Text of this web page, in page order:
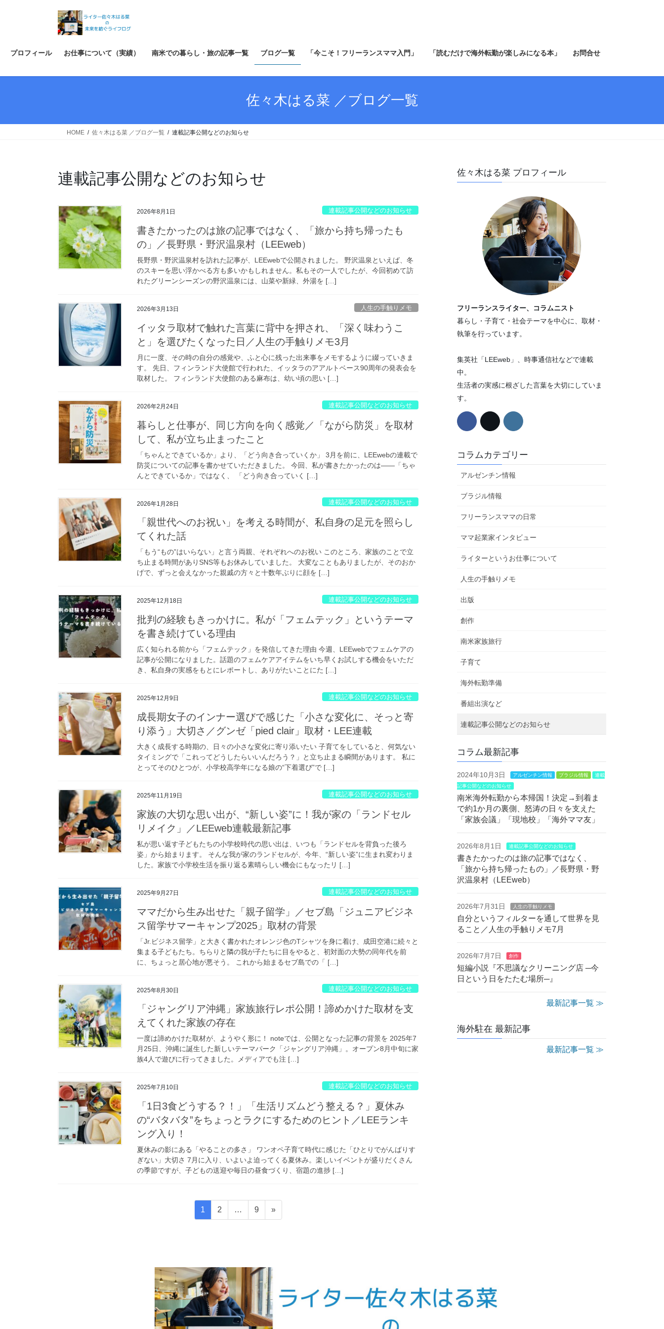
ス
ン
プロフィール お仕事について（実績） 南米での暮らし・旅の記事一覧 ブログ一覧 「今こそ！フリーランスママ入門」 「読むだけで海外転勤が楽しみになる本」 お問合せ
佐々木はる菜 ／ブログ一覧
HOME 佐々木はる菜 ／ブログ一覧 連載記事公開などのお知らせ
連載記事公開などのお知らせ
2026年8月1日 連載記事公開などのお知らせ
書きたかったのは旅の記事ではなく、「旅から持ち帰ったも
の」／長野県・野沢温泉村（LEEweb）
長野県・野沢温泉村を訪れた記事が、LEEwebで公開されました。 野沢温泉といえば、冬
のスキーを思い浮かべる方も多いかもしれません。私もその一人でしたが、今回初めて訪
れたグリーンシーズンの野沢温泉には、山菜や新緑、外湯を […]
2026年3月13日 人生の手触りメモ
イッタラ取材で触れた言葉に背中を押され、「深く味わうこ
と」を選びたくなった日／人生の手触りメモ3月
月に一度、その時の自分の感覚や、ふと心に残った出来事をメモするように綴っていきま
す。 先日、フィンランド大使館で行われた、イッタラのアアルトベース90周年の発表会を
取材した。 フィンランド大使館のある麻布は、幼い頃の思い […]
2026年2月24日 連載記事公開などのお知らせ
暮らしと仕事が、同じ方向を向く感覚／「ながら防災」を取材
して、私が立ち止まったこと
「ちゃんとできているか」より、「どう向き合っていくか」 3月を前に、LEEwebの連載で
防災についての記事を書かせていただきました。 今回、私が書きたかったのは——「ちゃ
んとできているか」ではなく、 「どう向き合っていく […]
2026年1月28日 連載記事公開などのお知らせ
「親世代へのお祝い」を考える時間が、私自身の足元を照らし
てくれた話
「もう“もの”はいらない」と言う両親、それぞれへのお祝い このところ、家族のことで立
ち止まる時間がありSNS等もお休みしていました。 大変なこともありましたが、そのおか
げで、ずっと会えなかった親戚の方々と十数年ぶりに顔を […]
2025年12月18日 連載記事公開などのお知らせ
批判の経験もきっかけに。私が「フェムテック」というテーマ
を書き続けている理由
広く知られる前から「フェムテック」を発信してきた理由 今週、LEEwebでフェムケアの
記事が公開になりました。話題のフェムケアアイテムをいち早くお試しする機会をいただ
き、私自身の実感をもとにレポートし、ありがたいことにた […]
2025年12月9日 連載記事公開などのお知らせ
成長期女子のインナー選びで感じた「小さな変化に、そっと寄
り添う」大切さ／グンゼ「pied clair」取材・LEE連載
大きく成長する時期の、日々の小さな変化に寄り添いたい 子育てをしていると、何気ない
タイミングで「これってどうしたらいいんだろう？」と立ち止まる瞬間があります。 私に
とってそのひとつが、小学校高学年になる娘の“下着選び”で […]
2025年11月19日 連載記事公開などのお知らせ
家族の大切な思い出が、“新しい姿”に！我が家の「ランドセル
リメイク」／LEEweb連載最新記事
私が思い返す子どもたちの小学校時代の思い出は、いつも「ランドセルを背負った後ろ
姿」から始まります。 そんな我が家のランドセルが、今年、“新しい姿”に生まれ変わりま
した。家族で小学校生活を振り返る素晴らしい機会にもなったリ […]
2025年9月27日 連載記事公開などのお知らせ
ママだから生み出せた「親子留学」／セブ島「ジュニアビジネ
ス留学サマーキャンプ2025」取材の背景
「Jr.ビジネス留学」と大きく書かれたオレンジ色のTシャツを身に着け、成田空港に続々と
集まる子どもたち。ちらりと隣の我が子たちに目をやると、初対面の大勢の同年代を前
に、ちょっと居心地が悪そう。 これから始まるセブ島での「 […]
2025年8月30日 連載記事公開などのお知らせ
「ジャングリア沖縄」家族旅行レポ公開！諦めかけた取材を支
えてくれた家族の存在
一度は諦めかけた取材が、ようやく形に！ noteでは、公開となった記事の背景を 2025年7
月25日、沖縄に誕生した新しいテーマパーク「ジャングリア沖縄」。オープン8月中旬に家
族4人で遊びに行ってきました。メディアでも注 […]
2025年7月10日 連載記事公開などのお知らせ
「1日3食どうする？！」「生活リズムどう整える？」夏休み
の“バタバタ”をちょっとラクにするためのヒント／LEEランキ
ング入り！
夏休みの影にある「やることの多さ」 ワンオペ子育て時代に感じた「ひとりでがんばりす
ぎない」大切さ 7月に入り、いよいよ迫ってくる夏休み。楽しいイベントが盛りだくさん
の季節ですが、子どもの送迎や毎日の昼食づくり、宿題の進捗 […]
固
定
1
固
定
2 …
固
定
9 »
佐々木はる菜 プロフィール
フリーランスライター、コラムニスト
暮らし・子育て・社会テーマを中心に、取材・
執筆を行っています。
集英社「LEEweb」、時事通信社などで連載
中。
生活者の実感に根ざした言葉を大切にしていま
す。
コラムカテゴリー
アルゼンチン情報
ブラジル情報
フリーランスママの日常
ママ起業家インタビュー
ライターというお仕事について
人生の手触りメモ
出版
創作
南米家族旅行
子育て
海外転勤準備
番組出演など
連載記事公開などのお知らせ
コラム最新記事
2024年10月3日 アルゼンチン情報 ブラジル情報
連載
記事公開などのお知らせ
南米海外転勤から本帰国！決定→到着ま
で約1か月の裏側、怒涛の日々を支えた
「家族会議」「現地校」「海外ママ友」
2026年8月1日 連載記事公開などのお知らせ
書きたかったのは旅の記事ではなく、
「旅から持ち帰ったもの」／長野県・野
沢温泉村（LEEweb）
2026年7月31日 人生の手触りメモ
自分というフィルターを通して世界を見
ること／人生の手触りメモ7月
2026年7月7日 創作
短編小説『不思議なクリーニング店 ─今
日という日をたたむ場所─』
最新記事一覧 ≫
海外駐在 最新記事
最新記事一覧 ≫